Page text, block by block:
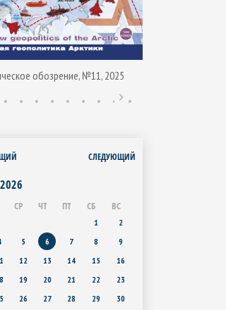
обозрение, №11, 2025
СЛЕДУЮЩИЙ
2026
СР ЧТ ПТ СБ ВС
1
2
5 6 7 8
9
12 13 14 15
16
19 20 21 22
23
26 27 28 29
30